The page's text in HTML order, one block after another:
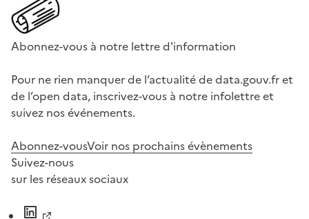
Abonnez-vous à notre lettre d'information
Pour ne rien manquer de l’actualité de data.gouv.fr et
de l’open data, inscrivez-vous à notre infolettre et
suivez nos événements.
Abonnez-vousVoir nos prochains évènements
Suivez-nous
sur les réseaux sociaux